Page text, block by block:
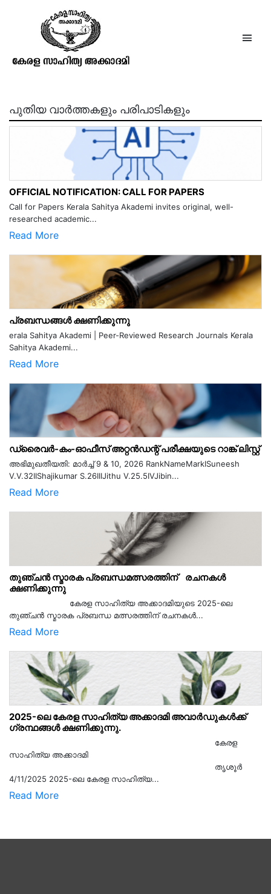
പുരാണചന്ദ്രിക
പുതിയ വാർത്തകളും പരിപാടികളും
OFFICIAL NOTIFICATION: CALL FOR PAPERS
Call for Papers Kerala Sahitya Akademi invites original, well-
researched academic...
Read More
പ്രബന്ധങ്ങൾ ക്ഷണിക്കുന്നു
erala Sahitya Akademi | Peer-Reviewed Research Journals Kerala
Sahitya Akademi...
Read More
ഡ്രൈവർ-കം-ഓഫീസ് അറ്റൻഡന്റ് പരീക്ഷയുടെ റാങ്ക് ലിസ്റ്റ്
അഭിമുഖതീയതി: മാർച്ച് 9 & 10, 2026 RankNameMarkISuneesh
V.V.32IIShajikumar S.26IIIJithu V.25.5IVJibin...
Read More
തുഞ്ചൻ സ്മാരക പ്രബന്ധമത്സരത്തിന് രചനകൾ
ക്ഷണിക്കുന്നു
കേരള സാഹിത്യ അക്കാദമിയുടെ 2025-ലെ
തുഞ്ചൻ സ്മാരക പ്രബന്ധ മത്സരത്തിന് രചനകൾ...
Read More
2025-ലെ കേരള സാഹിത്യ അക്കാദമി അവാർഡുകൾക്ക്
ഗ്രന്ഥങ്ങൾ ക്ഷണിക്കുന്നു.
കേരള
സാഹിത്യ അക്കാദമി
തൃശൂര്‍
4/11/2025 2025-ലെ കേരള സാഹിത്യ...
Read More